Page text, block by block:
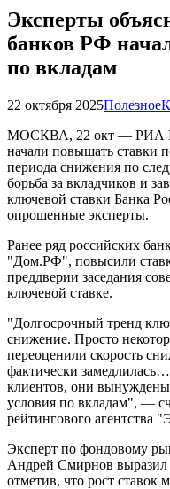
Эксперты
банков РФ
по вкладам
22 октября 2025Полезное
МОСКВА, 22 окт — РИА
начали повышать ставки
периода снижения по
борьба за вкладчиков и
ключевой ставки Банка
опрошенные эксперты.
Ранее ряд российских
"Дом​​​.РФ", повысили
преддверии заседания
ключевой ставке.
"Долгосрочный тренд
снижение. Просто
переоценили скорость
фактически
клиентов, они
условия по вкладам", —
рейтингового агентства
Эксперт по фондовому
Андрей Смирнов выразил
отметив, что рост